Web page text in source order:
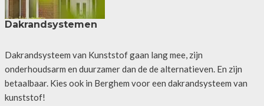
Dakrandsystemen
Dakrandsysteem van Kunststof gaan lang mee, zijn
onderhoudsarm en duurzamer dan de de alternatieven. En zijn
betaalbaar. Kies ook in Berghem voor een dakrandsysteem van
kunststof!